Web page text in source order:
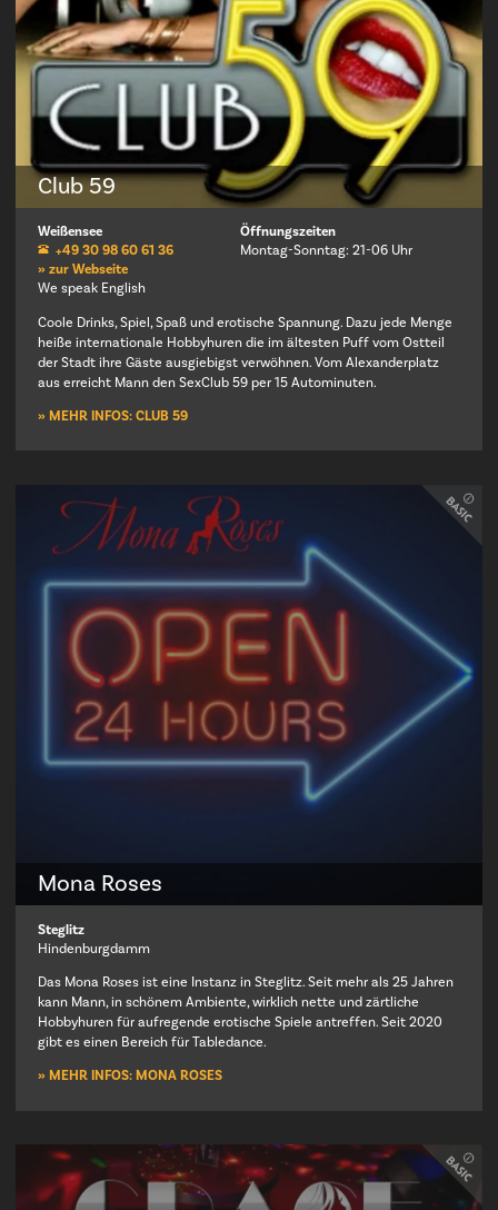
Club 59
Weißensee
+49 30 98 60 61 36
» zur Webseite
We speak English
Öffnungszeiten
Montag-Sonntag: 21-06 Uhr
Coole Drinks, Spiel, Spaß und erotische Spannung. Dazu jede Menge
heiße internationale Hobbyhuren die im ältesten Puff vom Ostteil
der Stadt ihre Gäste ausgiebigst verwöhnen. Vom Alexanderplatz
aus erreicht Mann den SexClub 59 per 15 Autominuten.
» MEHR INFOS: CLUB 59
Mona Roses
Steglitz
Hindenburgdamm
Das Mona Roses ist eine Instanz in Steglitz. Seit mehr als 25 Jahren
kann Mann, in schönem Ambiente, wirklich nette und zärtliche
Hobbyhuren für aufregende erotische Spiele antreffen. Seit 2020
gibt es einen Bereich für Tabledance.
» MEHR INFOS: MONA ROSES